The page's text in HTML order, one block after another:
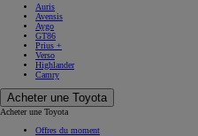
Auris
Avensis
Aygo
GT86
Prius +
Verso
Highlander
Camry
Acheter une Toyota
Acheter une Toyota
Offres du moment